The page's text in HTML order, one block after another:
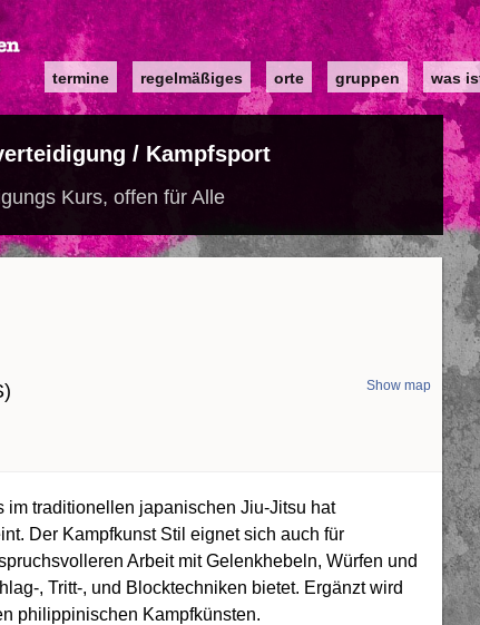
Main
navigation
termine regelmäßiges orte gruppen was
/ Kampfsport
Kurs, offen für Alle
Show map
traditionellen japanischen Jiu-Jitsu hat
Der Kampfkunst Stil eignet sich auch für
Arbeit mit Gelenkhebeln, Würfen und
, Tritt-, und Blocktechniken bietet. Ergänzt wird
philippinischen Kampfkünsten.